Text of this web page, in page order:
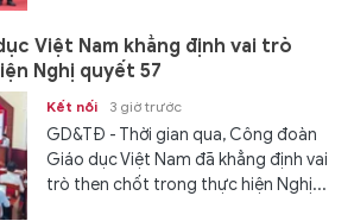
Việt Nam khẳng định vai trò
Nghị quyết 57
Kết nối 3 giờ trước
GD&TĐ - Thời gian qua, Công đoàn
Giáo dục Việt Nam đã khẳng định vai
trò then chốt trong thực hiện Nghị...